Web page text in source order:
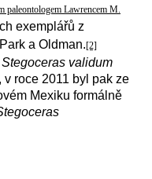
paleontologem Lawrencem M.
exemplářů z
a Oldman.[2]
Stegoceras validum
v roce 2011 byl pak ze
Mexiku formálně